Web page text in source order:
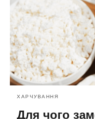
ХАРЧУВАННЯ
Для чого